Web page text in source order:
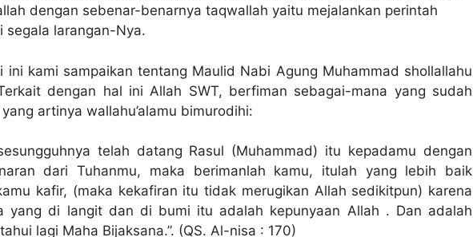
dengan sebenar-benarnya taqwallah yaitu mejalankan perintah
segala larangan-Nya.
ini kami sampaikan tentang Maulid Nabi Agung Muhammad shollallahu
dengan hal ini Allah SWT, berfiman sebagai-mana yang sudah
artinya wallahu’alamu bimurodihi:
telah datang Rasul (Muhammad) itu kepadamu dengan
dari Tuhanmu, maka berimanlah kamu, itulah yang lebih baik
kafir, (maka kekafiran itu tidak merugikan Allah sedikitpun) karena
yang di langit dan di bumi itu adalah kepunyaan Allah . Dan adalah
lagi Maha Bijaksana.”. (QS. Al-nisa : 170)